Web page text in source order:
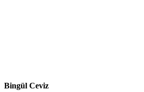
Bingül Ceviz